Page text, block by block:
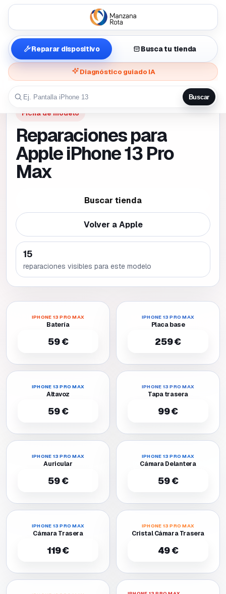
Reparar dispositivo Busca tu tienda
Diagnóstico guiado IA
Buscar
Ficha de modelo
Reparaciones para
Apple iPhone 13 Pro
Max
Buscar tienda
Volver aApple
15
reparaciones visibles para este modelo
IPHONE 13 PRO MAX
Batería
59 €
IPHONE 13 PRO MAX
Placa base
259 €
IPHONE 13 PRO MAX
Altavoz
59 €
IPHONE 13 PRO MAX
Tapa trasera
99 €
IPHONE 13 PRO MAX
Auricular
59 €
IPHONE 13 PRO MAX
Cámara Delantera
59 €
IPHONE 13 PRO MAX
Cámara Trasera
119 €
IPHONE 13 PRO MAX
Cristal Cámara Trasera
49 €